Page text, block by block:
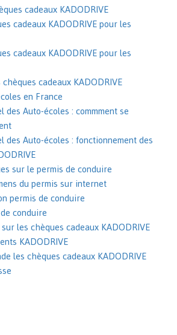
cadeaux KADODRIVE
cadeaux KADODRIVE pour les
cadeaux KADODRIVE pour les
cadeaux KADODRIVE
en France
des Auto-écoles : commment se
des Auto-écoles : fonctionnement des
sur le permis de conduire
du permis sur internet
permis de conduire
conduire
les chèques cadeaux KADODRIVE
KADODRIVE
les chèques cadeaux KADODRIVE